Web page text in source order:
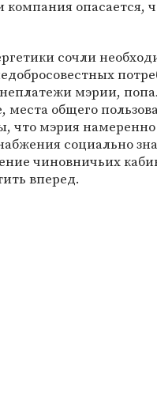
опасается,
сочли
неплатежи мэрии,
места общего
что мэрия
социально
чиновничьих
вперед.